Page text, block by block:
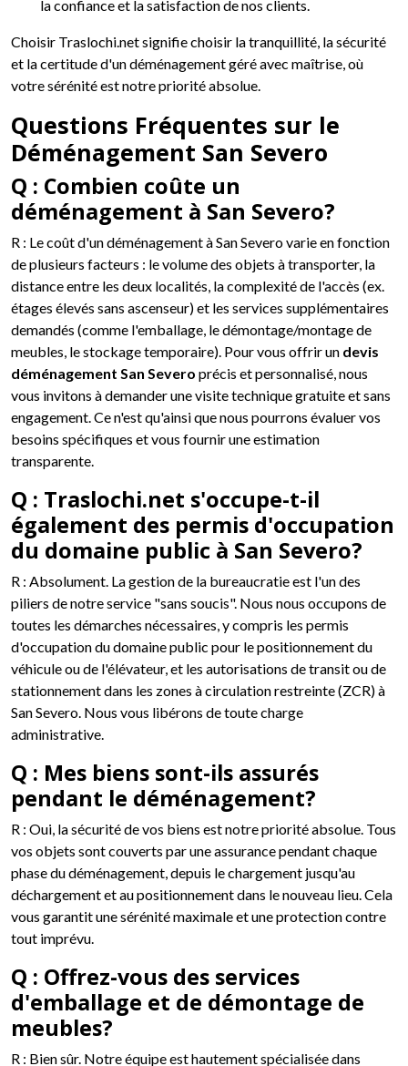
la confiance et la satisfaction de nos clients.
Choisir Traslochi.net signifie choisir la tranquillité, la sécurité
et la certitude d'un déménagement géré avec maîtrise, où
votre sérénité est notre priorité absolue.
Questions Fréquentes sur le
Déménagement San Severo
Q : Combien coûte un
déménagement à San Severo?
R : Le coût d'un déménagement à San Severo varie en fonction
de plusieurs facteurs : le volume des objets à transporter, la
distance entre les deux localités, la complexité de l'accès (ex.
étages élevés sans ascenseur) et les services supplémentaires
demandés (comme l'emballage, le démontage/montage de
meubles, le stockage temporaire). Pour vous offrir un devis
déménagement San Severo précis et personnalisé, nous
vous invitons à demander une visite technique gratuite et sans
engagement. Ce n'est qu'ainsi que nous pourrons évaluer vos
besoins spécifiques et vous fournir une estimation
transparente.
Q : Traslochi.net s'occupe-t-il
également des permis d'occupation
du domaine public à San Severo?
R : Absolument. La gestion de la bureaucratie est l'un des
piliers de notre service "sans soucis". Nous nous occupons de
toutes les démarches nécessaires, y compris les permis
d'occupation du domaine public pour le positionnement du
véhicule ou de l'élévateur, et les autorisations de transit ou de
stationnement dans les zones à circulation restreinte (ZCR) à
San Severo. Nous vous libérons de toute charge
administrative.
Q : Mes biens sont-ils assurés
pendant le déménagement?
R : Oui, la sécurité de vos biens est notre priorité absolue. Tous
vos objets sont couverts par une assurance pendant chaque
phase du déménagement, depuis le chargement jusqu'au
déchargement et au positionnement dans le nouveau lieu. Cela
vous garantit une sérénité maximale et une protection contre
tout imprévu.
Q : Offrez-vous des services
d'emballage et de démontage de
meubles?
R : Bien sûr. Notre équipe est hautement spécialisée dans